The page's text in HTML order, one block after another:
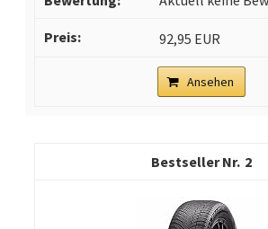
92,95 EUR
Ansehen
2